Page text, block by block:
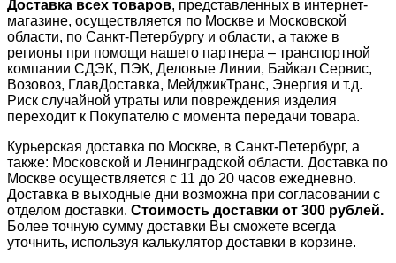
Доставка всех товаров, представленных в интернет-
магазине, осуществляется по Москве и Московской
области, по Санкт-Петербургу и области, а также в
регионы при помощи нашего партнера – транспортной
компании СДЭК, ПЭК, Деловые Линии, Байкал Сервис,
Возовоз, ГлавДоставка, МейджикТранс, Энергия и т.д.
Риск случайной утраты или повреждения изделия
переходит к Покупателю с момента передачи товара.
Курьерская доставка по Москве, в Санкт-Петербург, а
также: Московской и Ленинградской области. Доставка по
Москве осуществляется с 11 до 20 часов ежедневно.
Доставка в выходные дни возможна при согласовании с
отделом доставки. Стоимость доставки от 300 рублей.
Более точную сумму доставки Вы сможете всегда
уточнить, используя калькулятор доставки в корзине.